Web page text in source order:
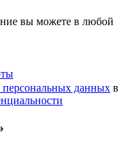
вы можете в любой
персональных данных в